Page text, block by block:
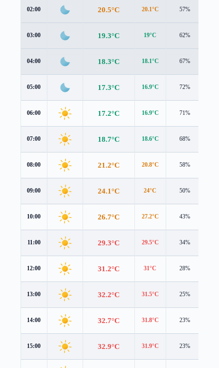
02:00 20.5°C 20.1°C 57%
03:00 19.3°C 19°C 62%
04:00 18.3°C 18.1°C 67%
05:00 17.3°C 16.9°C 72%
06:00 17.2°C 16.9°C 71%
07:00 18.7°C 18.6°C 68%
08:00 21.2°C 20.8°C 58%
09:00 24.1°C 24°C 50%
10:00 26.7°C 27.2°C 43%
11:00 29.3°C 29.5°C 34%
12:00 31.2°C 31°C 28%
13:00 32.2°C 31.5°C 25%
14:00 32.7°C 31.8°C 23%
15:00 32.9°C 31.9°C 23%